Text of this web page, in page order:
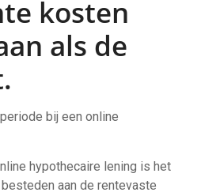
kosten
als de
bij een online
hypothecaire lening is het
aan de rentevaste